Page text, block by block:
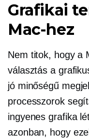
Grafikai
Mac-hez
Nem titok, hogy a
választás a
jó minőségű
processzorok
ingyenes grafika
azonban, hogy